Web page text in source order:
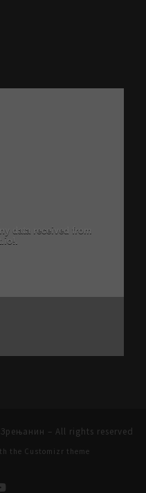
data received from
– All rights reserved
the Customizr theme